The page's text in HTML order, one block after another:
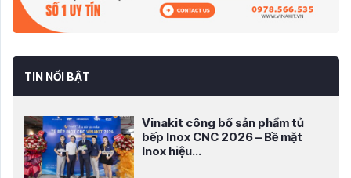
TIN NỔI BẬT
Vinakit công bố sản phẩm tủ
bếp Inox CNC 2026 – Bề mặt
Inox hiệu...